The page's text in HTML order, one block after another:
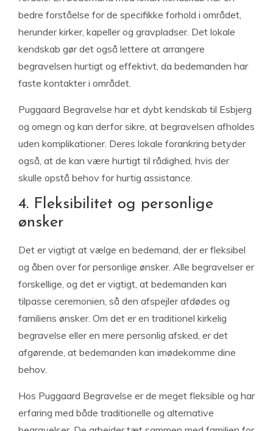
bedre forståelse for de specifikke forhold i området,
herunder kirker, kapeller og gravpladser. Det lokale
kendskab gør det også lettere at arrangere
begravelsen hurtigt og effektivt, da bedemanden har
faste kontakter i området.
Puggaard Begravelse har et dybt kendskab til Esbjerg
og omegn og kan derfor sikre, at begravelsen afholdes
uden komplikationer. Deres lokale forankring betyder
også, at de kan være hurtigt til rådighed, hvis der
skulle opstå behov for hurtig assistance.
4. Fleksibilitet og personlige
ønsker
Det er vigtigt at vælge en bedemand, der er fleksibel
og åben over for personlige ønsker. Alle begravelser er
forskellige, og det er vigtigt, at bedemanden kan
tilpasse ceremonien, så den afspejler afdødes og
familiens ønsker. Om det er en traditionel kirkelig
begravelse eller en mere personlig afsked, er det
afgørende, at bedemanden kan imødekomme dine
behov.
Hos Puggaard Begravelse er de meget fleksible og har
erfaring med både traditionelle og alternative